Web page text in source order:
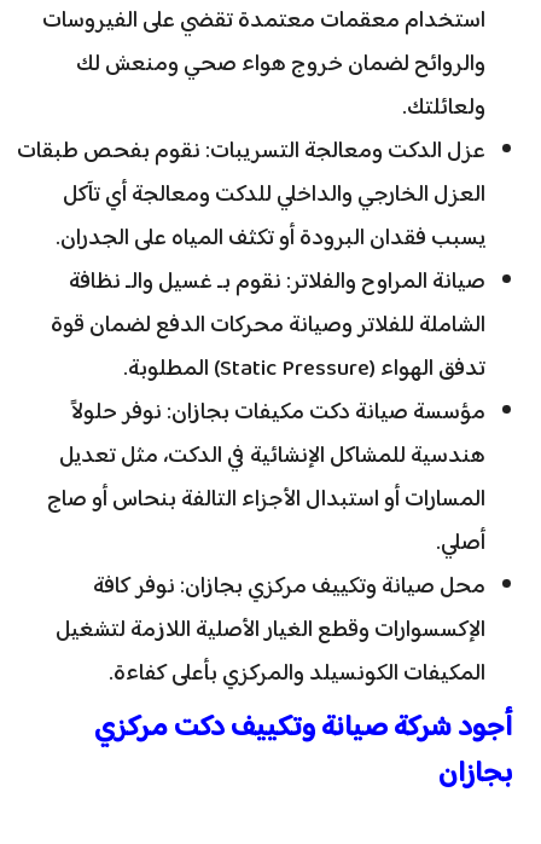
استخدام معقمات معتمدة تقضي على الفيروسات
والروائح لضمان خروج هواء صحي ومنعش لك
ولعائلتك.
عزل الدكت ومعالجة التسريبات: نقوم بفحص طبقات
العزل الخارجي والداخلي للدكت ومعالجة أي تآكل
يسبب فقدان البرودة أو تكثف المياه على الجدران.
صيانة المراوح والفلاتر: نقوم بـ غسيل والـ نظافة
الشاملة للفلاتر وصيانة محركات الدفع لضمان قوة
تدفق الهواء (Static Pressure) المطلوبة.
مؤسسة صيانة دكت مكيفات بجازان: نوفر حلولاً
هندسية للمشاكل الإنشائية في الدكت، مثل تعديل
المسارات أو استبدال الأجزاء التالفة بنحاس أو صاج
أصلي.
محل صيانة وتكييف مركزي بجازان: نوفر كافة
الإكسسوارات وقطع الغيار الأصلية اللازمة لتشغيل
المكيفات الكونسيلد والمركزي بأعلى كفاءة.
أجود شركة صيانة وتكييف دكت مركزي
بجازان